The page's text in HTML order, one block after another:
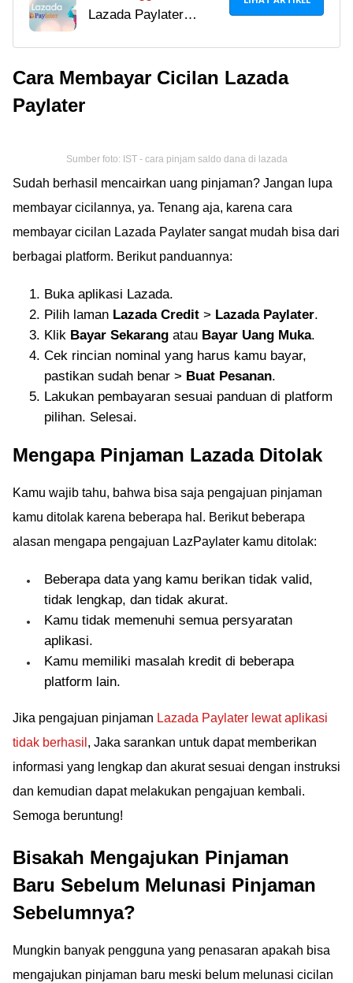
Lazada Paylater, Bisa
Lazada Paylater
tanpa kartu kredit yang
menggunakan Lazada
Paylater dengan
mudah dan aman!
Cara Membayar Cicilan Lazada
Paylater
Sumber foto: IST - cara pinjam saldo dana di lazada
Sudah berhasil mencairkan uang pinjaman? Jangan lupa
membayar cicilannya, ya. Tenang aja, karena cara
membayar cicilan Lazada Paylater sangat mudah bisa dari
berbagai platform. Berikut panduannya:
Buka aplikasi Lazada.
Pilih laman Lazada Credit > Lazada Paylater.
Klik Bayar Sekarang atau Bayar Uang Muka.
Cek rincian nominal yang harus kamu bayar,
pastikan sudah benar > Buat Pesanan.
Lakukan pembayaran sesuai panduan di platform
pilihan. Selesai.
Mengapa Pinjaman Lazada Ditolak
Kamu wajib tahu, bahwa bisa saja pengajuan pinjaman
kamu ditolak karena beberapa hal. Berikut beberapa
alasan mengapa pengajuan LazPaylater kamu ditolak:
Beberapa data yang kamu berikan tidak valid,
tidak lengkap, dan tidak akurat.
Kamu tidak memenuhi semua persyaratan
aplikasi.
Kamu memiliki masalah kredit di beberapa
platform lain.
Jika pengajuan pinjaman Lazada Paylater lewat aplikasi
tidak berhasil , Jaka sarankan untuk dapat memberikan
informasi yang lengkap dan akurat sesuai dengan instruksi
dan kemudian dapat melakukan pengajuan kembali.
Semoga beruntung!
Bisakah Mengajukan Pinjaman
Baru Sebelum Melunasi Pinjaman
Sebelumnya?
Mungkin banyak pengguna yang penasaran apakah bisa
mengajukan pinjaman baru meski belum melunasi cicilan